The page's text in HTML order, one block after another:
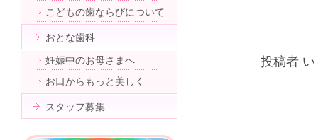
投稿者
こどもの歯ならびについて
おとな歯科
妊娠中のお母さまへ
お口からもっと美しく
スタッフ募集